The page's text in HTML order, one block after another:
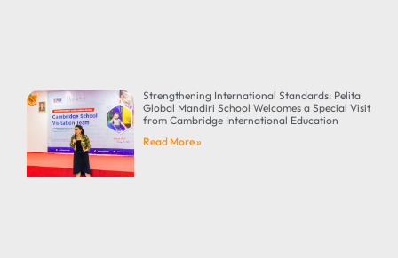
Strengthening International Standards: Pelita
Global Mandiri School Welcomes a Special Visit
from Cambridge International Education
Read More »